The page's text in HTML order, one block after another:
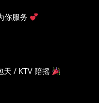
你服务
天 / KTV 陪摇